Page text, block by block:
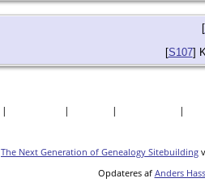
[
[S107]
| | | |
The Next Generation of Genealogy Sitebuilding
Opdateres af Anders